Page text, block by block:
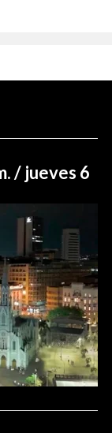
/ jueves 6